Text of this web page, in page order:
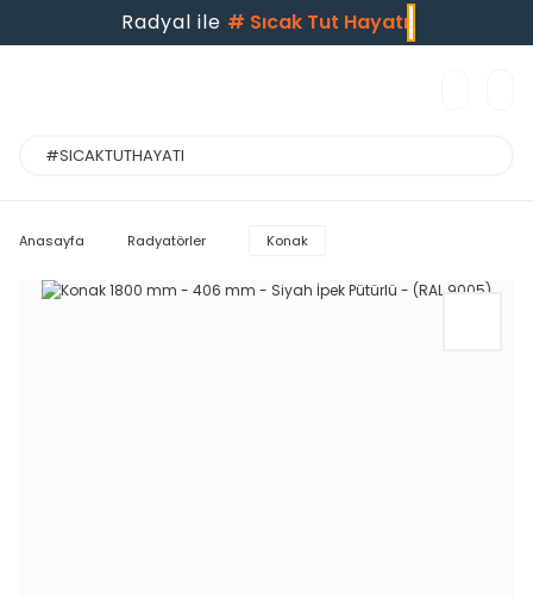
Radyal ile # Sıcak Tut Hayatı
Anasayfa Radyatörler Konak